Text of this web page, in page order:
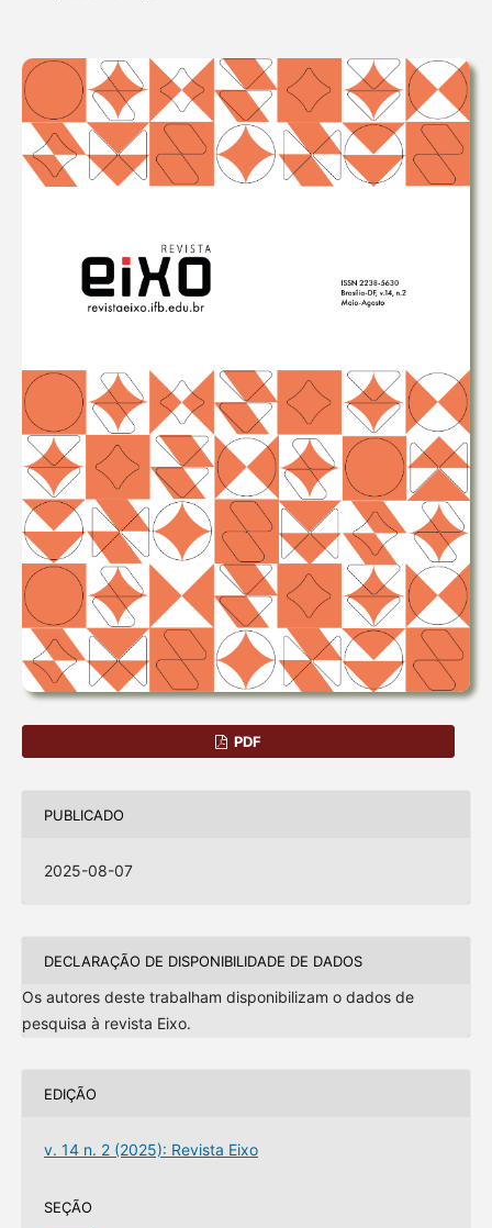
PDF
PUBLICADO
2025-08-07
DECLARAÇÃO DE DISPONIBILIDADE DE DADOS
Os autores deste trabalham disponibilizam o dados de
pesquisa à revista Eixo.
EDIÇÃO
v. 14 n. 2 (2025): Revista Eixo
SEÇÃO